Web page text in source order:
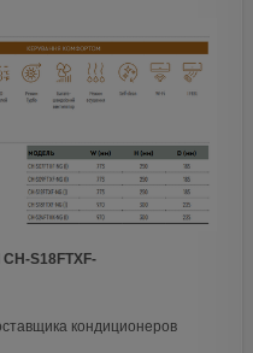
S18FTXF-
кондиционеров